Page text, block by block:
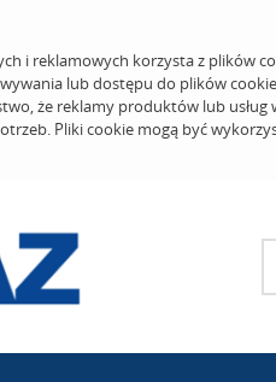
i reklamowych korzysta z plików
lub dostępu do plików
że reklamy produktów lub
Pliki cookie mogą być